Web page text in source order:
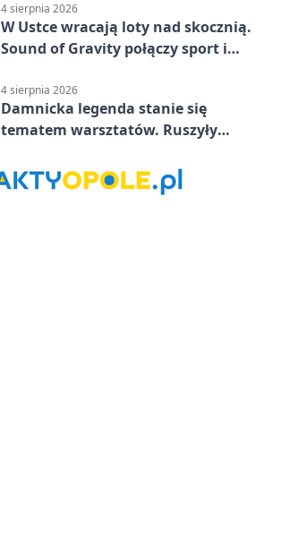
4 sierpnia 2026
W Ustce wracają loty nad skocznią.
Sound of Gravity połączy sport i
4 sierpnia 2026
Damnicka legenda stanie się
tematem warsztatów. Ruszyły